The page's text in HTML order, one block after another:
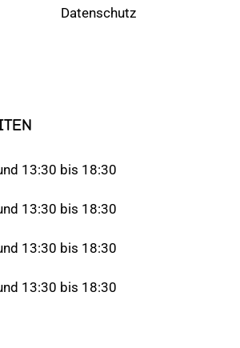
Datenschutz
13:30 bis 18:30
13:30 bis 18:30
13:30 bis 18:30
13:30 bis 18:30